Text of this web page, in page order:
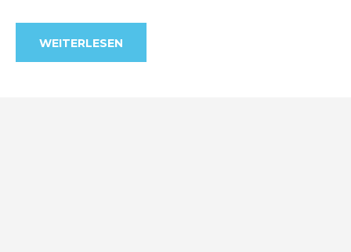
WEITERLESEN